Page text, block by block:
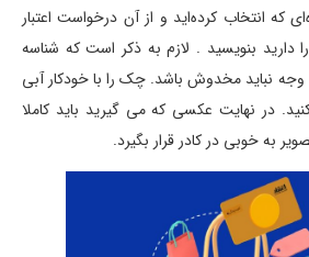
که انتخاب کرده‌اید و از آن درخواست اعتبار
دارید بنویسید . لازم به ذکر است که شناسه
نباید مخدوش باشد. چک را با خودکار آبی
در نهایت عکسی که می‌ گیرید باید کاملا
به خوبی در کادر قرار بگیرد.